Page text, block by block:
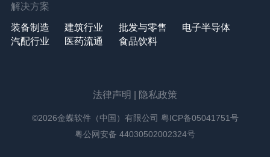
解决方案
装备制造 建筑行业 批发与零售
电子半导体
汽配行业
医药流通 食品饮料
法律声明 隐私政策
©2026金蝶软件（中国）有限公司 粤ICP备05041751号
粤公网安备 44030502002324号